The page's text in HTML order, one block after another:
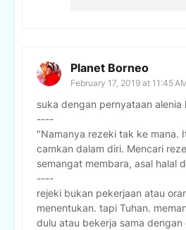
Planet Borneo
February 17, 2019 at 11:45
suka dengan pernyataan alenia
----
"Namanya rezeki tak ke mana.
camkan dalam diri. Mencari
semangat membara, asal halal
----
rejeki bukan pekerjaan atau
menentukan. tapi Tuhan.
dulu atau bekerja sama dengan